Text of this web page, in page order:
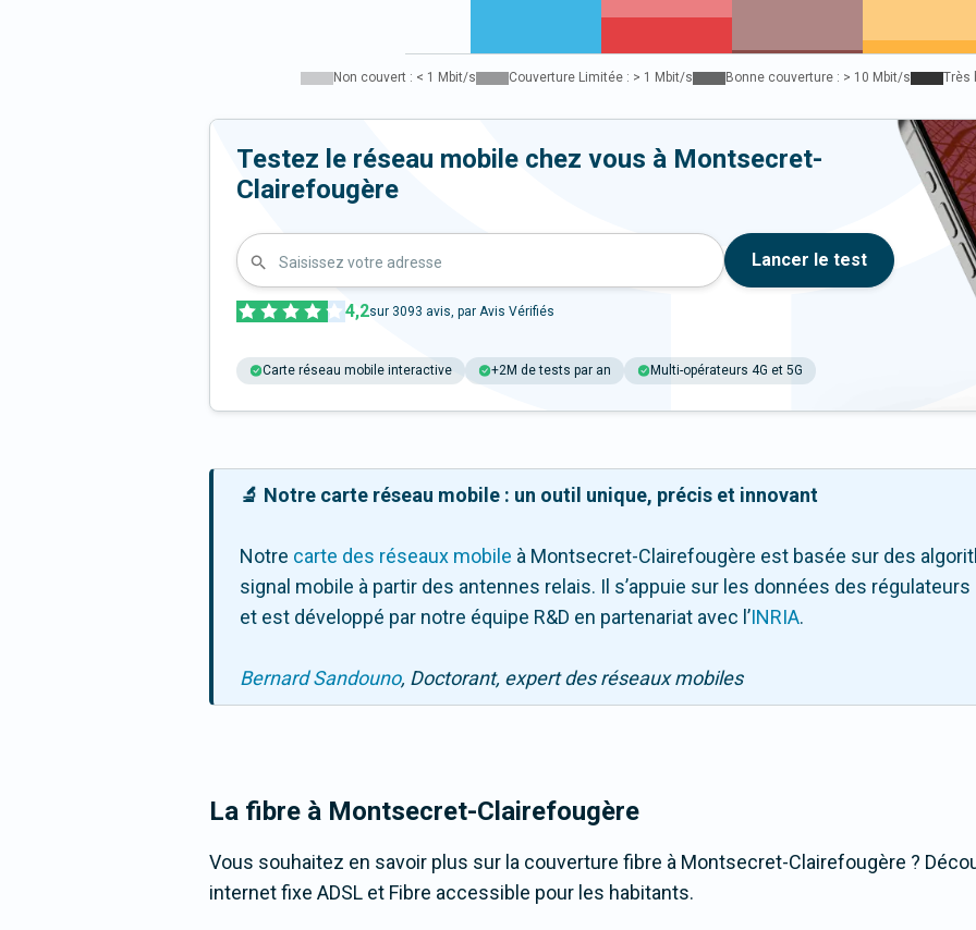
Non couvert : < 1 Mbit/s Couverture Limitée : > 1 Mbit/s Bonne couverture : > 10 Mbit/s Très
Testez le réseau mobile chez vous à Montsecret-
Clairefougère
Saisissez votre adresse Lancer le test
4,2sur 3093 avis, par Avis Vérifiés
Carte réseau mobile interactive +2M de tests par an Multi-opérateurs 4G et 5G
🔬 Notre carte réseau mobile : un outil unique, précis et innovant
Notre carte des réseaux mobile à Montsecret-Clairefougère est basée sur des
signal mobile à partir des antennes relais. Il s’appuie sur les données des régulateurs
et est développé par notre équipe R&D en partenariat avec l ’INRIA.
Bernard Sandouno, Doctorant, expert des réseaux mobiles
La fibre à Montsecret-Clairefougère
Vous souhaitez en savoir plus sur la couverture fibre à Montsecret-Clairefougère ?
internet fixe ADSL et Fibre accessible pour les habitants.